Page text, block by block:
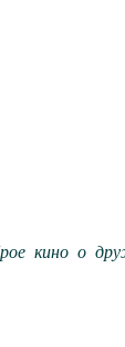
кино о